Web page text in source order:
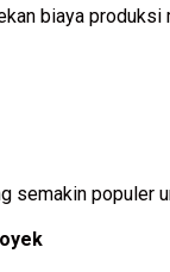
biaya produksi
semakin populer